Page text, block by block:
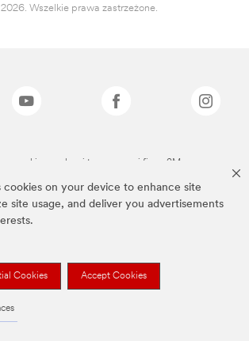
cookies on your device to enhance site
site usage, and deliver you advertisements
Cookies Accept Cookies
Wszelkie prawa zastrzeżone.
marki są znakami towarowymi firmy 3M.